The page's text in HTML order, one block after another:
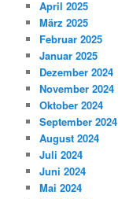
April 2025
März 2025
Februar 2025
Januar 2025
Dezember 2024
November 2024
Oktober 2024
September 2024
August 2024
Juli 2024
Juni 2024
Mai 2024